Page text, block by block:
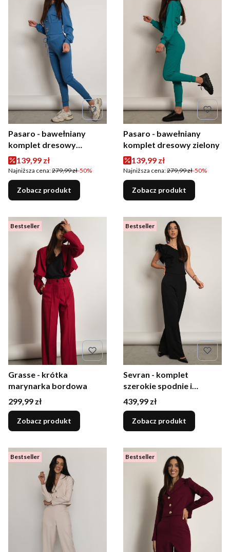
Pasaro - bawełniany
komplet dresowy
niebieski
Cena promocyjna
139,99 zł
Najniższa cena:279,99 zł-50%
Zobacz produkt
Pasaro - bawełniany
komplet dresowy zielony
Cena promocyjna
139,99 zł
Najniższa cena:279,99 zł-50%
Zobacz produkt
Bestseller
Grasse - krótka
marynarka bordowa
Cena
299,99 zł
Zobacz produkt
Bestseller
Sevran - komplet
szerokie spodnie i
asymetryczna bluzka z
piórkami czarny
Cena
439,99 zł
Zobacz produkt
Bestseller Bestseller